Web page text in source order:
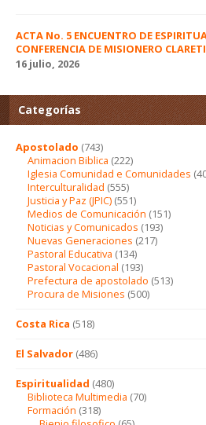
ACTA No. 5 ENCUENTRO DE
CONFERENCIA DE MISIONERO
16 julio, 2026
Categorías
Apostolado (743)
Animacion Biblica (222)
Iglesia Comunidad e Comunidades
Interculturalidad (555)
Justicia y Paz (JPIC) (551)
Medios de Comunicación (151)
Noticias y Comunicados (193)
Nuevas Generaciones (217)
Pastoral Educativa (134)
Pastoral Vocacional (193)
Prefectura de apostolado (513)
Procura de Misiones (500)
Costa Rica (518)
El Salvador (486)
Espiritualidad (480)
Biblioteca Multimedia (70)
Formación (318)